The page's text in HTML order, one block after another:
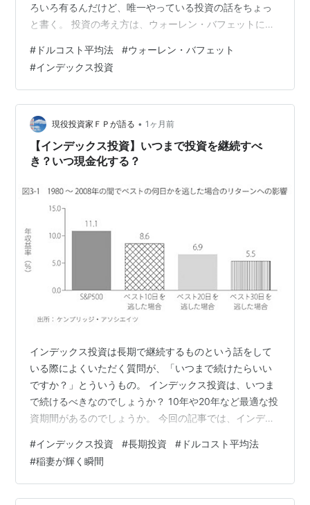
ろいろ有るんだけど、唯一やっている投資の話をちょっ
と書く。 投資の考え方は、ウォーレン・バフェットに近
っと整理してみた。 バフェットって、自分が死んだ後の
遺産の運用について、奥さんへの手紙でこう書いてたら
しく、「1割は短期国債、残りの9割は低コストの
S&P500インデックスファンドに入れとけ」って。2013
年の株主への手紙に出てくる話で、まあまあ有名なエピ
ソードらしい。
# ドルコスト平均法 #ウォーレン・バフェット
#インデックス投資
現役投資家ＦＰが語る • 1ヶ月前
【インデックス投資】いつまで投資を継続すべ
き？いつ現金化する？
インデックス投資は長期で継続するものという話をして
いる際によくいただく質問が、「いつまで続けたらいい
ですか？」とういうもの。 インデックス投資は、いつま
で続けるべきなのでしょうか？ 10年や20年など最適な投
資期間があるのでしょうか。 今回の記事では、インデッ
す。 インデックス投資を始めたけど、「いつまで続けれ
ばいいの？」と悩んでいる方は参考にしてください。 イ
ンデックス投資とは？ インデックス投資はいつまで継続
すべきか？ 長期投資は何年間？ 長期投資を継続する上で
#インデックス投資 #長期投資 # ドルコスト平均法
#稲妻が輝く瞬間